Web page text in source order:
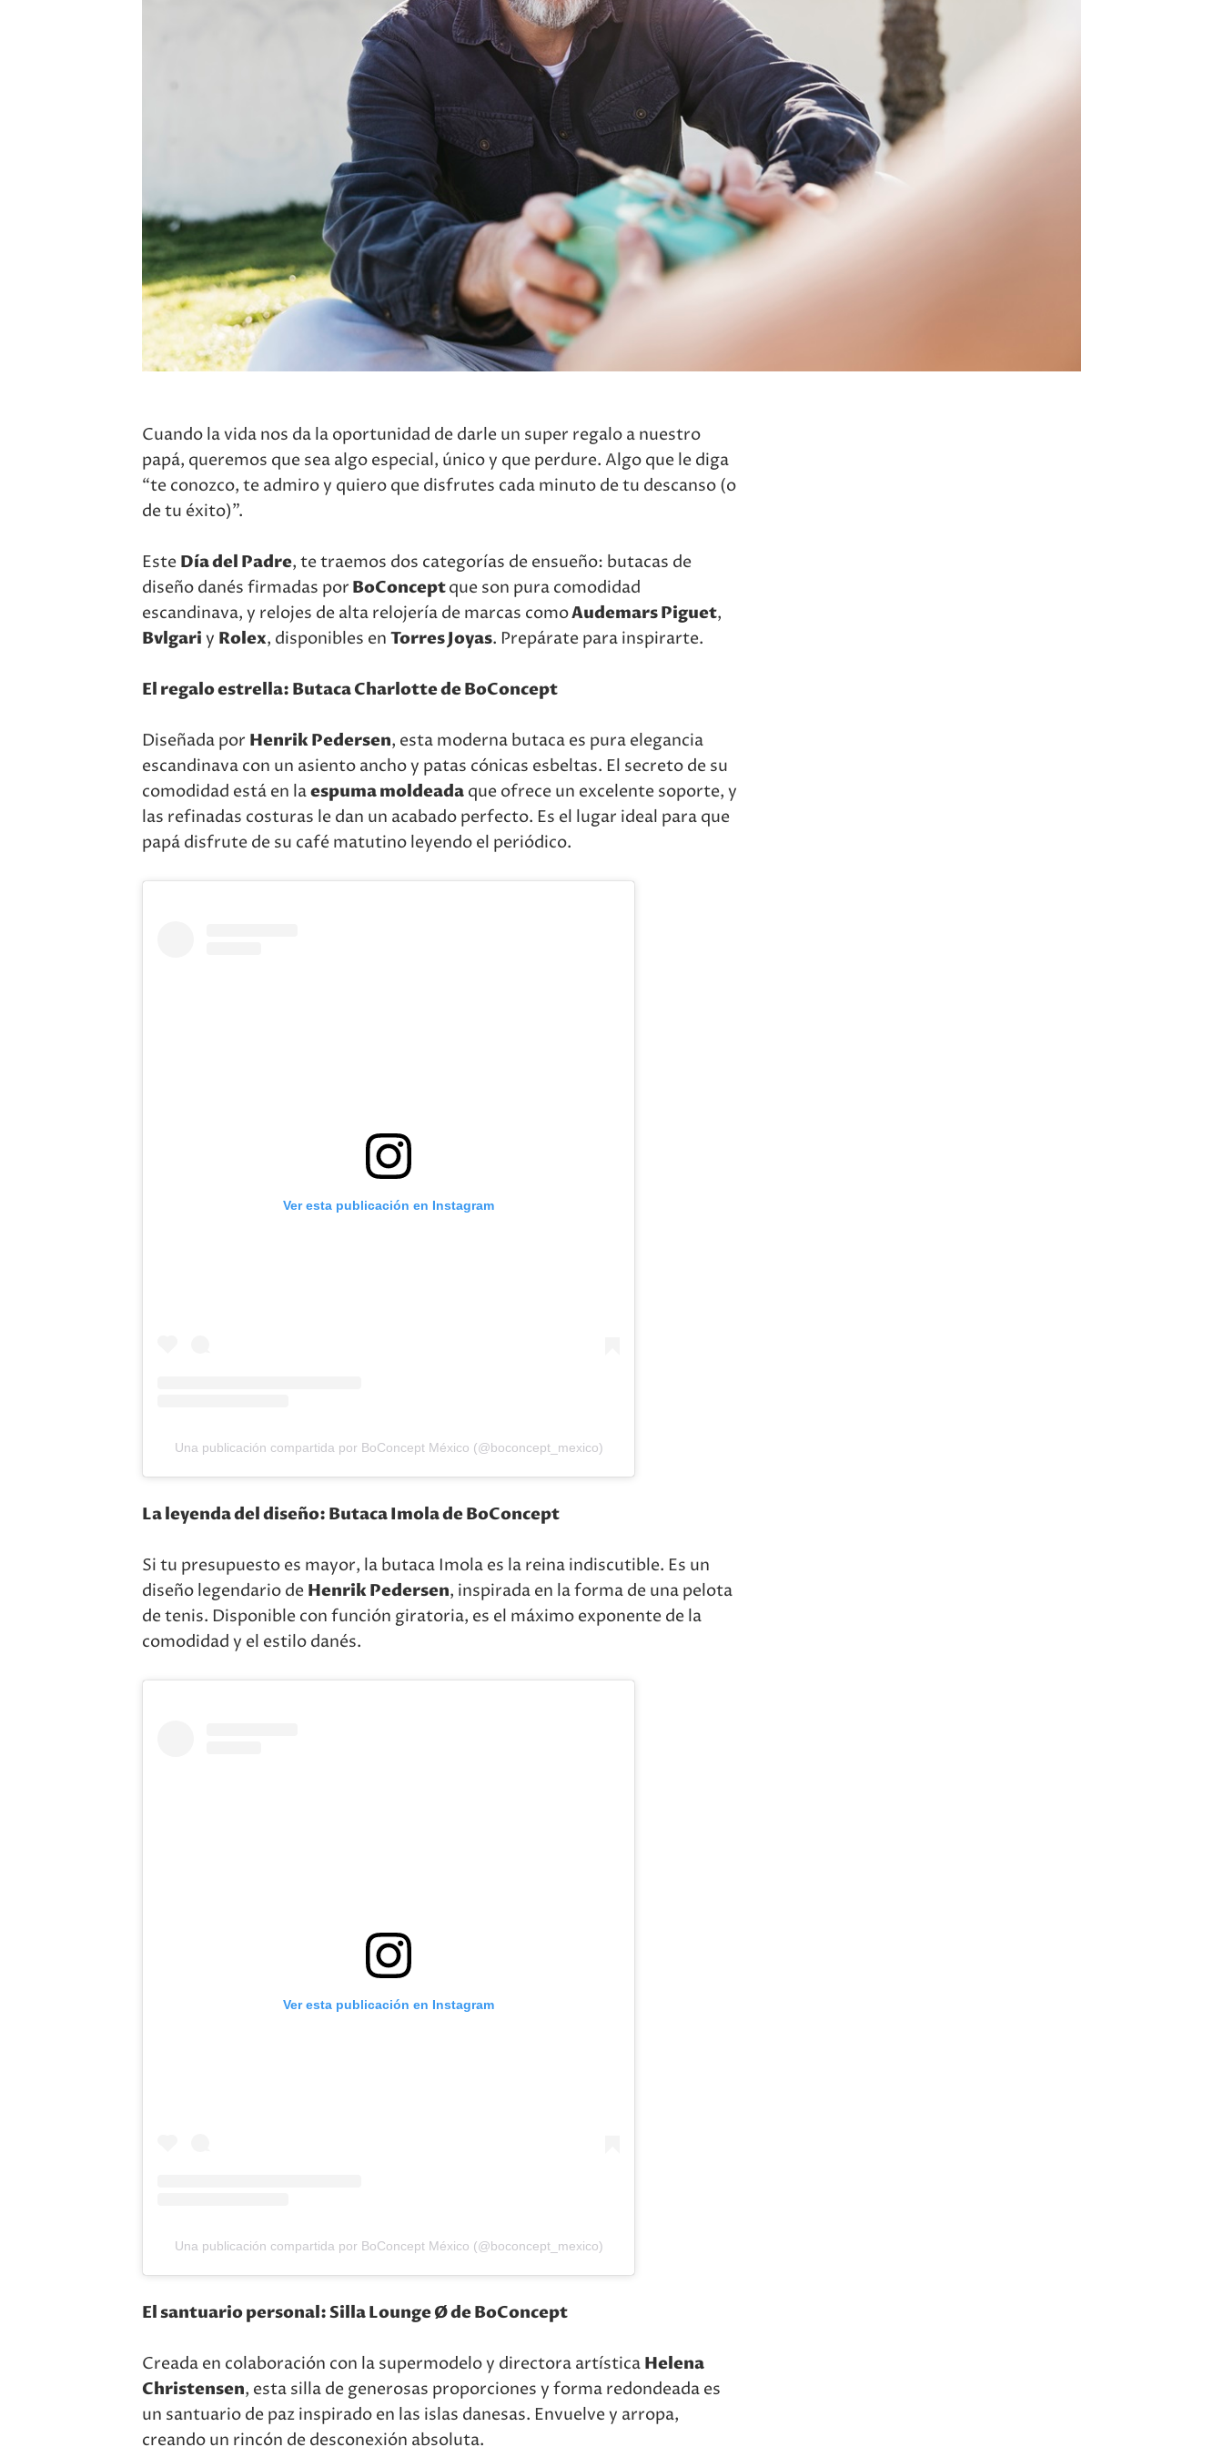
Cuando la vida nos da la oportunidad de darle un super regalo a nuestro
papá, queremos que sea algo especial, único y que perdure. Algo que le diga
“te conozco, te admiro y quiero que disfrutes cada minuto de tu descanso (o
de tu éxito)”.
Este Día del Padre, te traemos dos categorías de ensueño: butacas de
diseño danés firmadas por BoConceptque son pura comodidad
escandinava, y relojes de alta relojería de marcas comoAudemars Piguet,
Bvlgari y Rolex, disponibles en Torres Joyas. Prepárate para inspirarte.
El regalo estrella: Butaca Charlotte de BoConcept
Diseñada por Henrik Pedersen, esta moderna butaca es pura elegancia
escandinava con un asiento ancho y patas cónicas esbeltas. El secreto de su
comodidad está en laespuma moldeada que ofrece un excelente soporte, y
las refinadas costuras le dan un acabado perfecto. Es el lugar ideal para que
papá disfrute de su café matutino leyendo el periódico.
Ver esta publicación en Instagram
Una publicación compartida por BoConcept México (@boconcept_mexico)
La leyenda del diseño: Butaca Imola de BoConcept
Si tu presupuesto es mayor, la butaca Imola es la reina indiscutible. Es un
diseño legendario de Henrik Pedersen, inspirada en la forma de una pelota
de tenis. Disponible con función giratoria, es el máximo exponente de la
comodidad y el estilo danés.
Ver esta publicación en Instagram
Una publicación compartida por BoConcept México (@boconcept_mexico)
El santuario personal: Silla Lounge Ø de BoConcept
Creada en colaboración con la supermodelo y directora artística Helena
Christensen, esta silla de generosas proporciones y forma redondeada es
un santuario de paz inspirado en las islas danesas. Envuelve y arropa,
creando un rincón de desconexión absoluta.